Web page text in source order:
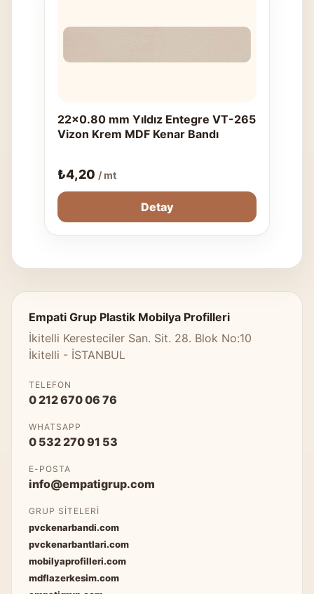
22x0.80 mm Yıldız Entegre VT-265
Vizon Krem MDF Kenar Bandı
₺4,20 / mt
Detay
Empati Grup Plastik Mobilya Profilleri
İkitelli Keresteciler San. Sit. 28. Blok No:10
İkitelli - İSTANBUL
TELEFON
0 212 670 06 76
WHATSAPP
0 532 270 91 53
E-POSTA
info@empatigrup.com
GRUP SITELERI
pvckenarbandi.com
pvckenarbantlari.com
mobilyaprofilleri.com
mdflazerkesim.com